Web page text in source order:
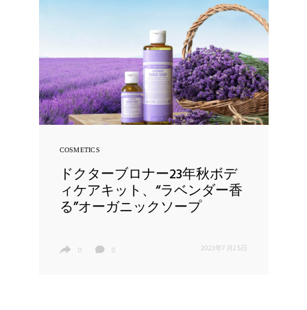
COSMETICS
ドクターブロナー23年秋ボデ
ィケアキット、“ラベンダー香
る”オーガニックソープ
0 0 2023年7月25日